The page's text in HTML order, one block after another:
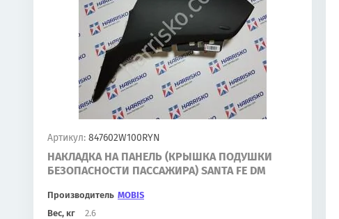
Артикул: 847602W100RYN
НАКЛАДКА НА ПАНЕЛЬ (КРЫШКА ПОДУШКИ
БЕЗОПАСНОСТИ ПАССАЖИРА) SANTA FE DM
Производитель MOBIS
Вес, кг
2.6